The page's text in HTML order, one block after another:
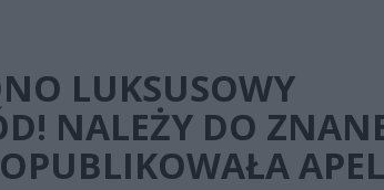
LUKSUSOWY
NALEŻY DO